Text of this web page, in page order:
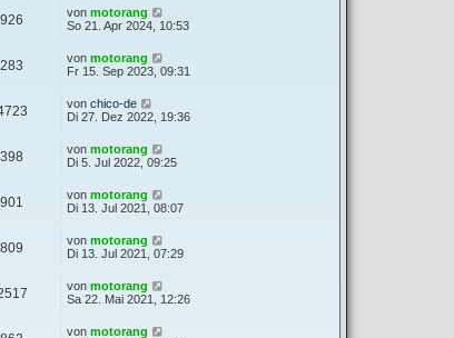
von motorang
So 21. Apr 2024, 10:53
von motorang
Fr 15. Sep 2023, 09:31
von chico-de
Di 27. Dez 2022, 19:36
von motorang
Di 5. Jul 2022, 09:25
von motorang
Di 13. Jul 2021, 08:07
von motorang
Di 13. Jul 2021, 07:29
von motorang
Sa 22. Mai 2021, 12:26
von motorang